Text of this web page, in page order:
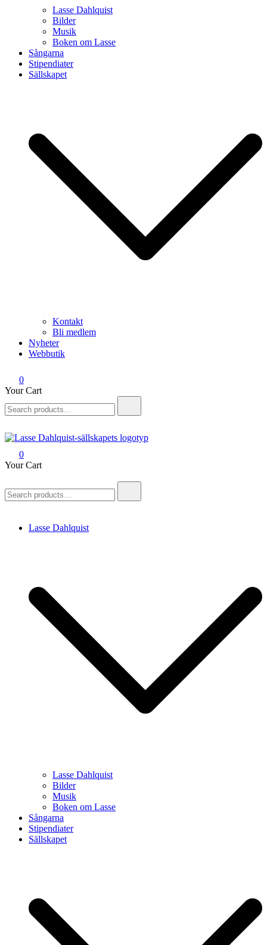
Lasse Dahlquist
Bilder
Musik
Boken om Lasse
Sångarna
Stipendiater
Sällskapet
Kontakt
Bli medlem
Nyheter
Webbutik
0
Your Cart
for:
Lasse Dahlquist-sällskapet
Allt om Lasse Dahlquist – kompositör, musiker, artist, kåsör och
skådespelare
0
Your Cart
for:
Lasse Dahlquist
Lasse Dahlquist
Bilder
Musik
Boken om Lasse
Sångarna
Stipendiater
Sällskapet